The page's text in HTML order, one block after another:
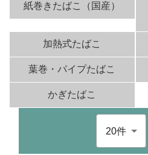
紙巻きたばこ（国産）
加熱式たばこ
葉巻・パイプたばこ
かぎたばこ
件数